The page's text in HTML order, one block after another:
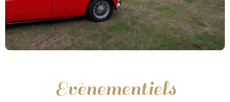
Evènementiels